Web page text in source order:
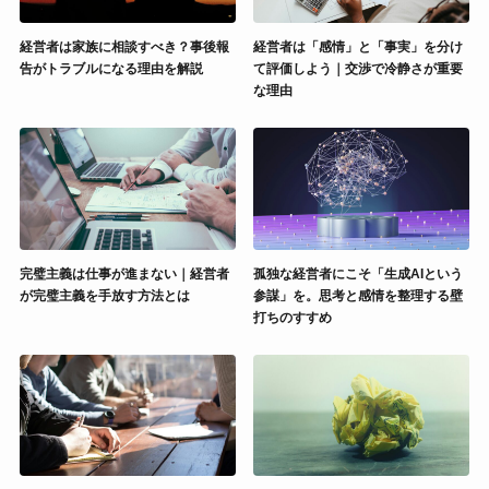
経営者は家族に相談すべき？事後報
告がトラブルになる理由を解説
経営者は「感情」と「事実」を分け
て評価しよう｜交渉で冷静さが重要
な理由
完璧主義は仕事が進まない｜経営者
が完璧主義を手放す方法とは
孤独な経営者にこそ「生成AIという
参謀」を。思考と感情を整理する壁
打ちのすすめ